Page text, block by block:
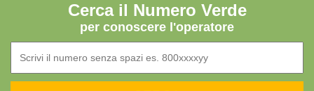
Cerca il Numero Verde
per conoscere l'operatore